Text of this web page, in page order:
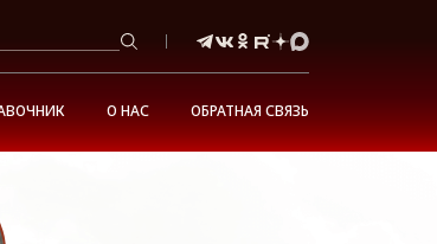
О НАС ОБРАТНАЯ СВЯЗЬ